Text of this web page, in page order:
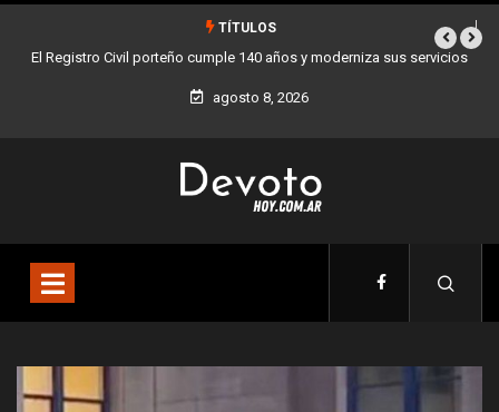
TÍTULOS
servicios Buenos Aires sumó 12 nuevos Bares Notables y ya son 90 en
la Ciudad
agosto 8, 2026